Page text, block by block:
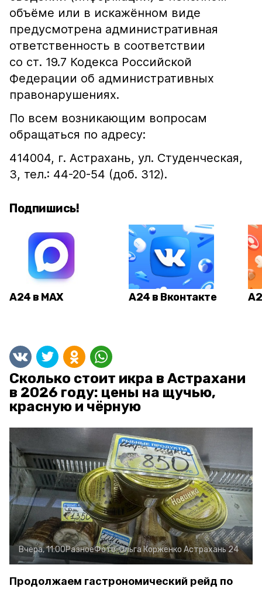
объёме или в искажённом виде
предусмотрена административная
ответственность в соответствии
со ст. 19.7 Кодекса Российской
Федерации об административных
правонарушениях.
По всем возникающим вопросам
обращаться по адресу:
414004, г. Астрахань, ул. Студенческая,
3, тел.: 44-20-54 (доб. 312).
Подпишись!
А24 в MAX А24 в Вконтакте
Сколько стоит икра в Астрахани
в 2026 году: цены на щучью,
красную и чёрную
Вчера, 11:00РазноеФото:Ольга Корженко Астрахань 24
Продолжаем гастрономический рейд по